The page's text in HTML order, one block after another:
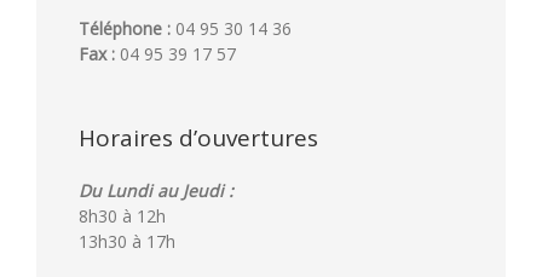
Téléphone : 04 95 30 14 36
Fax : 04 95 39 17 57
Horaires d’ouvertures
Du Lundi au Jeudi :
8h30 à 12h
13h30 à 17h